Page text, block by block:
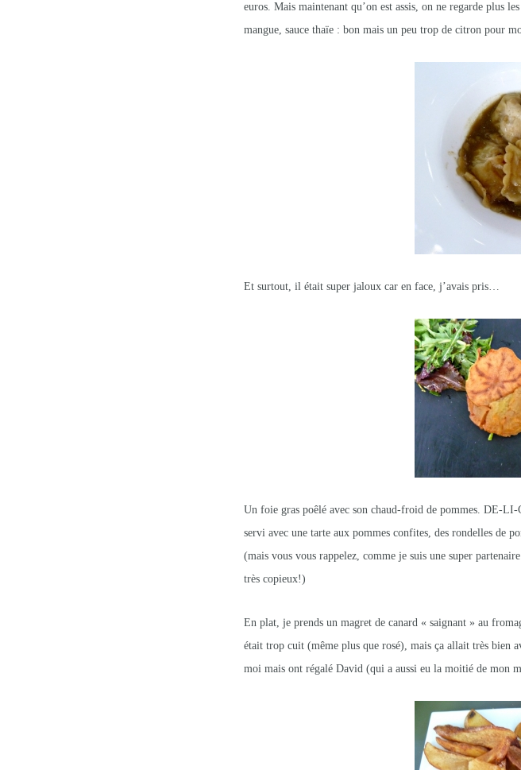
euros. Mais maintenant qu’on est assis, on ne regarde plus
mangue, sauce thaïe : bon mais un peu trop de citron pour
Et surtout, il était super jaloux car en face, j’avais pris…
Un foie gras poêlé avec son chaud-froid de pommes. DE-
servi avec une tarte aux pommes confites, des rondelles de
(mais vous vous rappelez, comme je suis une super
très copieux!)
En plat, je prends un magret de canard « saignant » au
était trop cuit (même plus que rosé), mais ça allait très bien
moi mais ont régalé David (qui a aussi eu la moitié de mon